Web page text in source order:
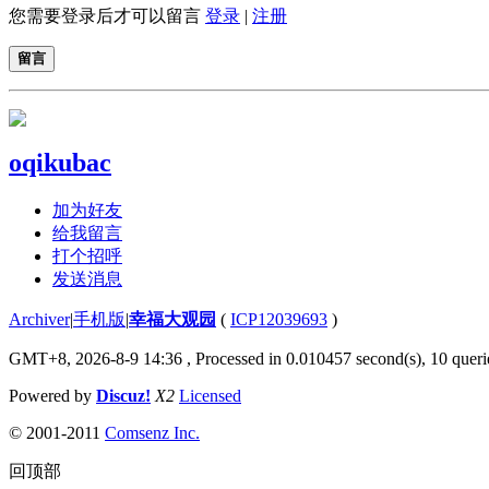
您需要登录后才可以留言 登录 | 注册
留言
oqikubac
加为好友
给我留言
打个招呼
发送消息
Archiver|手机版|幸福大观园 ( ICP12039693 )
GMT+8, 2026-8-9 14:36 , Processed in 0.010457 second(s), 10
Powered by Discuz! X2 Licensed
© 2001-2011 Comsenz Inc.
回顶部